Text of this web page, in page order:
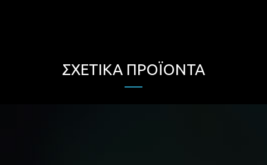
ΣΧΕΤΙΚΆ ΠΡΟΪΌΝΤΑ